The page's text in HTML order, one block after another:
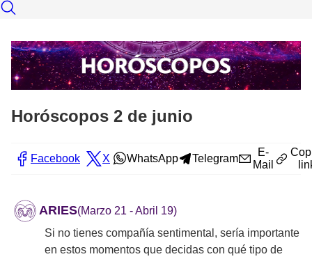
Horóscopos 2 de junio
Facebook X WhatsApp Telegram
E-
Mail
ARIES(Marzo 21 - Abril 19)
Si no tienes compañía sentimental, sería importante
en estos momentos que decidas con qué tipo de